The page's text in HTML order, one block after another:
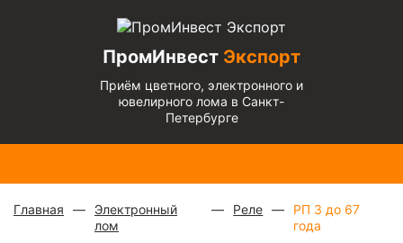
ПромИнвест Экспорт
Приём цветного, электронного и
ювелирного лома в Санкт-
Петербурге
Медь
кг
Радиаторы
310 ₽/кг
Медный
кг
Алюминиевый
₽/кг
Главная
Электронный
лом
Реле
РП 3 до 67
года